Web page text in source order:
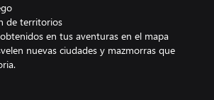
de territorios
en tus aventuras en el mapa
nuevas ciudades y mazmorras que
ha tomado tu aventura.